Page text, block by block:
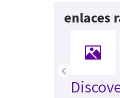
enlaces
‹